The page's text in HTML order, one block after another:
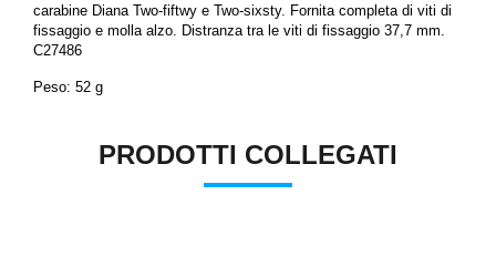
carabine Diana Two-fiftwy e Two-sixsty. Fornita completa di viti di
fissaggio e molla alzo. Distranza tra le viti di fissaggio 37,7 mm.
C27486
Peso: 52 g
PRODOTTI COLLEGATI